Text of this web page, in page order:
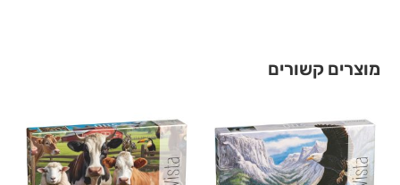
מוצרים קשורים